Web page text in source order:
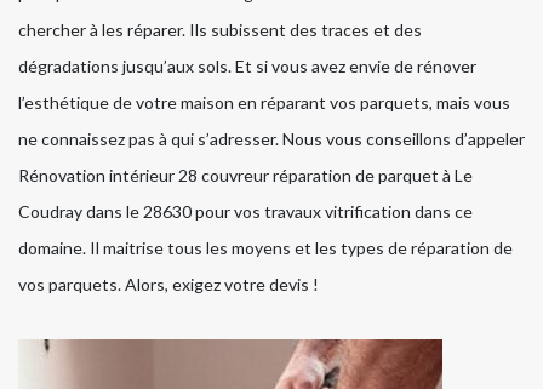
chercher à les réparer. Ils subissent des traces et des
dégradations jusqu’aux sols. Et si vous avez envie de rénover
l’esthétique de votre maison en réparant vos parquets, mais vous
ne connaissez pas à qui s’adresser. Nous vous conseillons d’appeler
Rénovation intérieur 28 couvreur réparation de parquet à Le
Coudray dans le 28630 pour vos travaux vitrification dans ce
domaine. Il maitrise tous les moyens et les types de réparation de
vos parquets. Alors, exigez votre devis !